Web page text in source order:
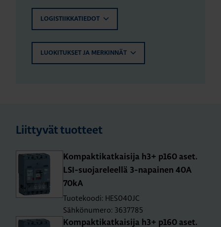
LOGISTIIKKATIEDOT
LUOKITUKSET JA MERKINNÄT
Liittyvät tuotteet
Kom­pak­ti­kat­kai­si­ja h3+ p160 aset.
LSI-suo­ja­re­leel­lä 3-na­pai­nen 40A
70kA
Tuotekoodi: HES040JC
Sähkönumero: 3637785
Kom­pak­ti­kat­kai­si­ja h3+ p160 aset.